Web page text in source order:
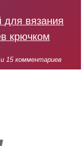
для вязания
крючком
15 комментариев